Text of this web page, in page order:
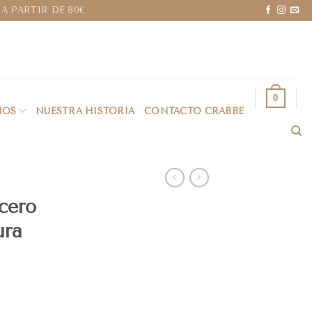
PARTIR DE 80€
NUESTRA HISTORIA CONTACTO CRABBE
0